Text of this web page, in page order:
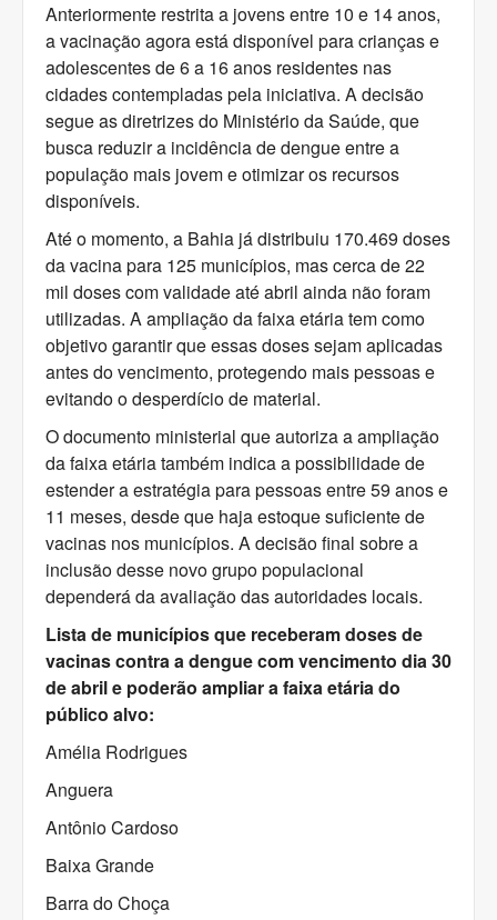
Anteriormente restrita a jovens entre 10 e 14 anos,
a vacinação agora está disponível para crianças e
adolescentes de 6 a 16 anos residentes nas
cidades contempladas pela iniciativa. A decisão
segue as diretrizes do Ministério da Saúde, que
busca reduzir a incidência de dengue entre a
população mais jovem e otimizar os recursos
disponíveis.
Até o momento, a Bahia já distribuiu 170.469 doses
da vacina para 125 municípios, mas cerca de 22
mil doses com validade até abril ainda não foram
utilizadas. A ampliação da faixa etária tem como
objetivo garantir que essas doses sejam aplicadas
antes do vencimento, protegendo mais pessoas e
evitando o desperdício de material.
O documento ministerial que autoriza a ampliação
da faixa etária também indica a possibilidade de
estender a estratégia para pessoas entre 59 anos e
11 meses, desde que haja estoque suficiente de
vacinas nos municípios. A decisão final sobre a
inclusão desse novo grupo populacional
dependerá da avaliação das autoridades locais.
Lista de municípios que receberam doses de
vacinas contra a dengue com vencimento dia 30
de abril e poderão ampliar a faixa etária do
público alvo:
Amélia Rodrigues
Anguera
Antônio Cardoso
Baixa Grande
Barra do Choça